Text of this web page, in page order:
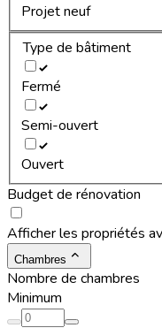
Projet neuf
Type de bâtiment
Fermé
Semi-ouvert
Ouvert
Budget de rénovation
Afficher les propriétés
Chambres
Nombre de chambres
Minimum